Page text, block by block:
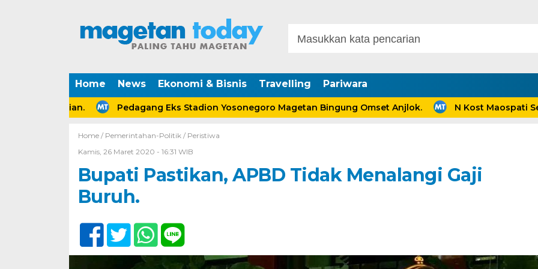
Home News Ekonomi & Bisnis Travelling Pariwara
Pedagang Eks Stadion Yosonegoro Magetan Bingung Omset Anjlok. N Kost Maospati
Home / Pemerintahan-Politik/ Peristiwa
Kamis, 26 Maret 2020 - 16:31 WIB
Bupati Pastikan, APBD Tidak Menalangi Gaji
Buruh.